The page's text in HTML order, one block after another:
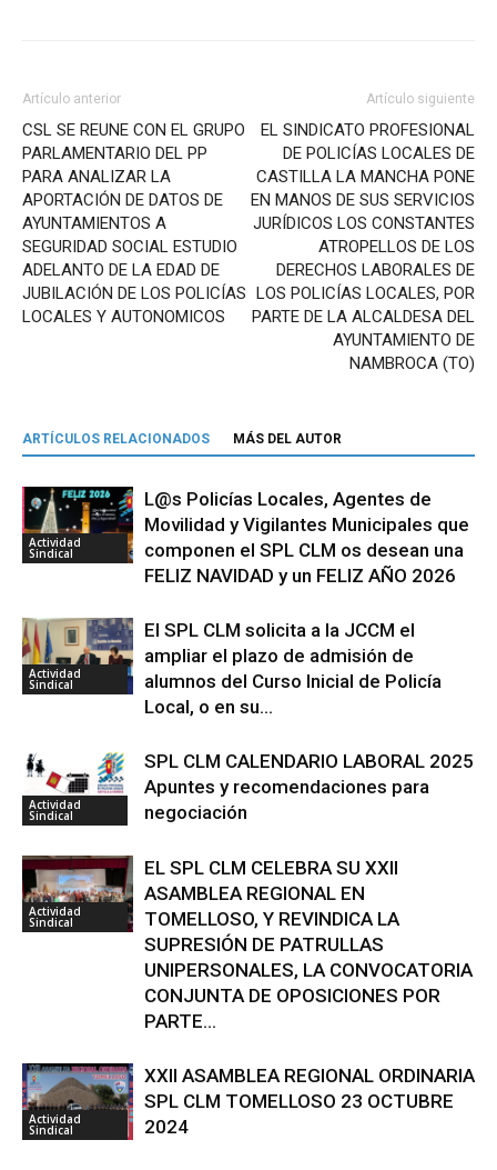
Artículo anterior
CSL SE REUNE CON EL GRUPO
PARLAMENTARIO DEL PP
PARA ANALIZAR LA
APORTACIÓN DE DATOS DE
AYUNTAMIENTOS A
SEGURIDAD SOCIAL ESTUDIO
ADELANTO DE LA EDAD DE
JUBILACIÓN DE LOS POLICÍAS
LOCALES Y AUTONOMICOS
Artículo siguiente
EL SINDICATO PROFESIONAL
DE POLICÍAS LOCALES DE
CASTILLA LA MANCHA PONE
EN MANOS DE SUS SERVICIOS
JURÍDICOS LOS CONSTANTES
ATROPELLOS DE LOS
DERECHOS LABORALES DE
LOS POLICÍAS LOCALES, POR
PARTE DE LA ALCALDESA DEL
AYUNTAMIENTO DE
NAMBROCA (TO)
ARTÍCULOS RELACIONADOS MÁS DEL AUTOR
Actividad
Sindical
L@s Policías Locales, Agentes de
Movilidad y Vigilantes Municipales que
componen el SPL CLM os desean una
FELIZ NAVIDAD y un FELIZ AÑO 2026
Actividad
Sindical
El SPL CLM solicita a la JCCM el
ampliar el plazo de admisión de
alumnos del Curso Inicial de Policía
Local, o en su...
Actividad
Sindical
SPL CLM CALENDARIO LABORAL 2025
Apuntes y recomendaciones para
negociación
Actividad
Sindical
EL SPL CLM CELEBRA SU XXII
ASAMBLEA REGIONAL EN
TOMELLOSO, Y REVINDICA LA
SUPRESIÓN DE PATRULLAS
UNIPERSONALES, LA CONVOCATORIA
CONJUNTA DE OPOSICIONES POR
PARTE...
Actividad
Sindical
XXII ASAMBLEA REGIONAL ORDINARIA
SPL CLM TOMELLOSO 23 OCTUBRE
2024